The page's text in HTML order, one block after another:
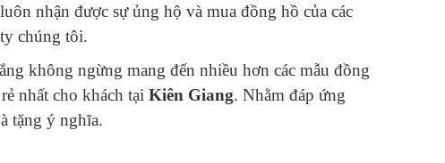
nhận được sự ủng hộ và mua đồng hồ của các
chúng tôi.
không ngừng mang đến nhiều hơn các mẫu đồng
nhất cho khách tại Kiên Giang. Nhằm đáp ứng
tặng ý nghĩa.